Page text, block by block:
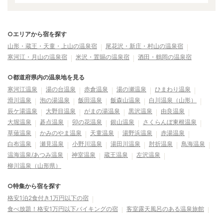
○エリアから宿を探す
山形・蔵王・天童・上山の温泉宿
尾花沢・新庄・村山の温泉宿
寒河江・月山の温泉宿
米沢・置賜の温泉宿 酒田・鶴岡の温泉宿
○都道府県内の温泉地を見る
寒河江温泉
湯の台温泉 赤倉温泉 湯の瀬温泉
ひまわり温泉
滑川温泉
泡の湯温泉 飯田温泉 飯森山温泉
白川温泉（山形）
辰ケ湯温泉
大野目温泉 がまの湯温泉 黒沢温泉
由良温泉
大堀温泉
碁点温泉 卯の花温泉 銀山温泉
さくらんぼ東根温泉
草薙温泉
かみのやま温泉 天童温泉 湯野浜温泉
赤湯温泉
白布温泉
瀬見温泉 小野川温泉 湯田川温泉 肘折温泉
鳥海温泉
温海温泉/あつみ温泉
神室温泉 蔵王温泉
左沢温泉
柳川温泉（山形県）
○特集から宿を探す
格安1泊2食付き1万円以下の宿
食べ放題！格安1万円以下バイキングの宿
客室露天風呂のある温泉旅館